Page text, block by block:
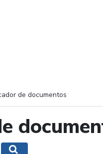
de documentos
Mostrar opciones de búsqueda